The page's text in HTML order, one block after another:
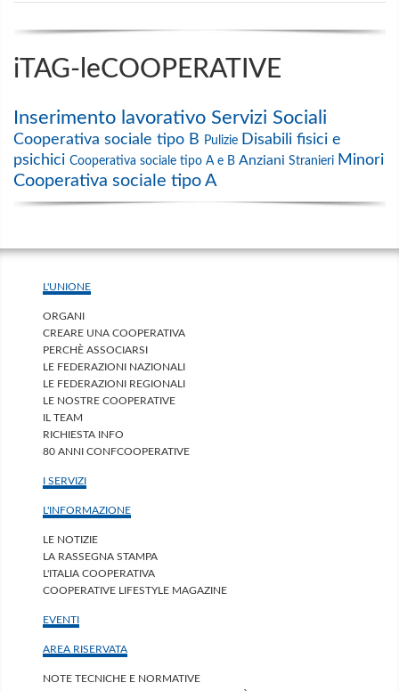
iTAG-leCOOPERATIVE
Inserimento lavorativo Servizi Sociali
Cooperativa sociale tipo B Pulizie Disabili fisici e
psichici Cooperativa sociale tipo A e B Anziani Stranieri Minori
Cooperativa sociale tipo A
L'UNIONE
ORGANI
CREARE UNA COOPERATIVA
PERCHÈ ASSOCIARSI
LE FEDERAZIONI NAZIONALI
LE FEDERAZIONI REGIONALI
LE NOSTRE COOPERATIVE
IL TEAM
RICHIESTA INFO
80 ANNI CONFCOOPERATIVE
I SERVIZI
L'INFORMAZIONE
LE NOTIZIE
LA RASSEGNA STAMPA
L'ITALIA COOPERATIVA
COOPERATIVE LIFESTYLE MAGAZINE
EVENTI
AREA RISERVATA
NOTE TECNICHE E NORMATIVE